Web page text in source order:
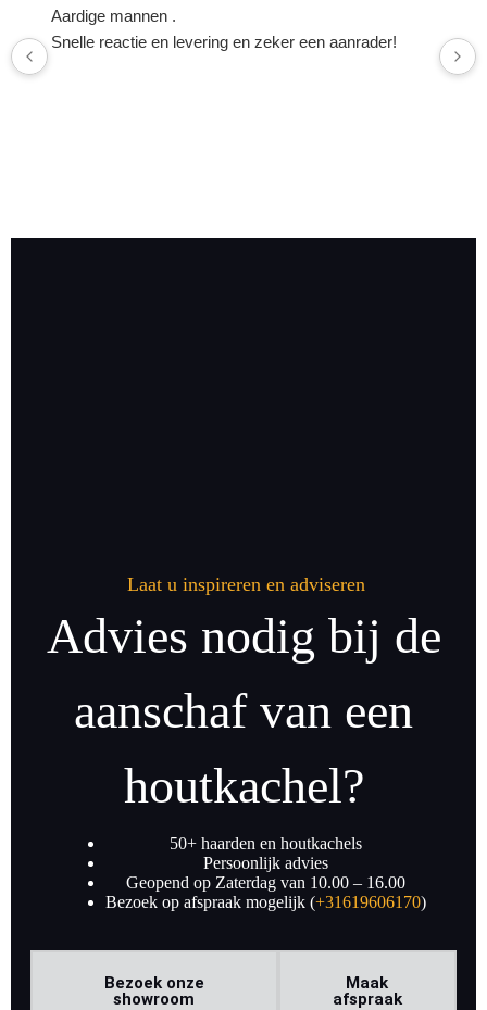
Aardige mannen .
Snelle reactie en levering en zeker een aanrader!
Laat u inspireren en adviseren
Advies nodig bij de
aanschaf van een
houtkachel?
50+ haarden en houtkachels
Persoonlijk advies
Geopend op Zaterdag van 10.00 – 16.00
Bezoek op afspraak mogelijk (+31619606170)
Bezoek onze
showroom
Maak
afspraak